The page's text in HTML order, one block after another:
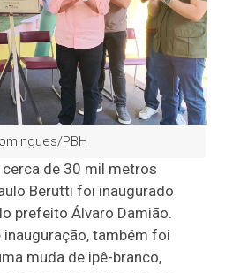
PBH
de 30 mil metros
Berutti foi inaugurado
prefeito Álvaro Damião.
também foi
muda de ipê-branco,